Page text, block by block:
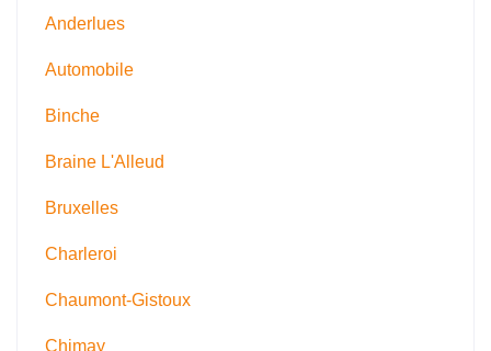
Anderlues
Automobile
Binche
Braine L'Alleud
Bruxelles
Charleroi
Chaumont-Gistoux
Chimay